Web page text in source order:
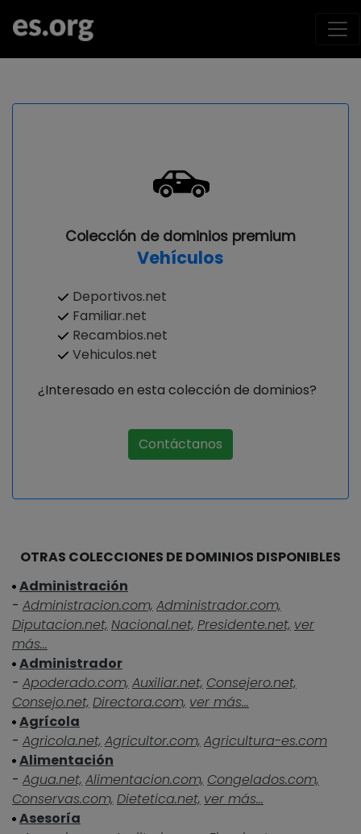
Colección de dominios premium
Vehículos
Deportivos.net
Familiar.net
Recambios.net
Vehiculos.net
¿Interesado en esta colección de dominios?
Contáctanos
OTRAS COLECCIONES DE DOMINIOS DISPONIBLES
Administración
- Administracion.com, Administrador.com,
Diputacion.net, Nacional.net, Presidente.net, ver
más...
Administrador
- Apoderado.com, Auxiliar.net, Consejero.net,
Consejo.net, Directora.com, ver más...
Agrícola
- Agricola.net, Agricultor.com, Agricultura-es.com
Alimentación
- Agua.net, Alimentacion.com, Congelados.com,
Conservas.com, Dietetica.net, ver más...
Asesoría